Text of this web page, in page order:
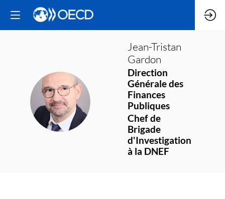
JG
Jean-Tristan
Gardon
Direction
Générale des
Finances
Publiques
Chef de
Brigade
d'Investigation
à la DNEF